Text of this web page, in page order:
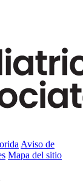
Aviso de
Mapa del sitio